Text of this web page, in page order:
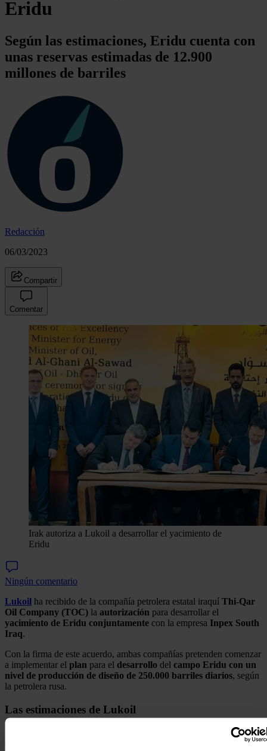
Eridu
Según las estimaciones, Eridu cuenta con
unas reservas estimadas de 12.900
millones de barriles
Redacción
06/03/2023
Compartir
Comentar
Irak autoriza a Lukoil a desarrollar el yacimiento de
Eridu
Ningún comentario
Lukoil ha recibido de la compañía petrolera estatal iraquí Thi-Qar
Oil Company (TOC) la autorización para desarrollar el
yacimiento de Eridu conjuntamente con la empresa Inpex South
Iraq.
Con la firma de este acuerdo, ambas compañías pretenden comenzar
a implementar el plan para el desarrollo del campo Eridu con un
nivel de producción de diseño de 250.000 barriles diarios, según
la petrolera rusa.
Las estimaciones de Lukoil
Bloque 10 comenzaron en 2012,
se perforaron tres